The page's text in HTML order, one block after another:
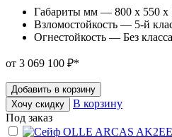
Габариты мм — 800 x 550 x
Взломостойкость — 5-й
Огнестойкость — Без класса
от 3 069 100 ₽*
Добавить в корзину
Хочу скидку
В корзину
Под заказ